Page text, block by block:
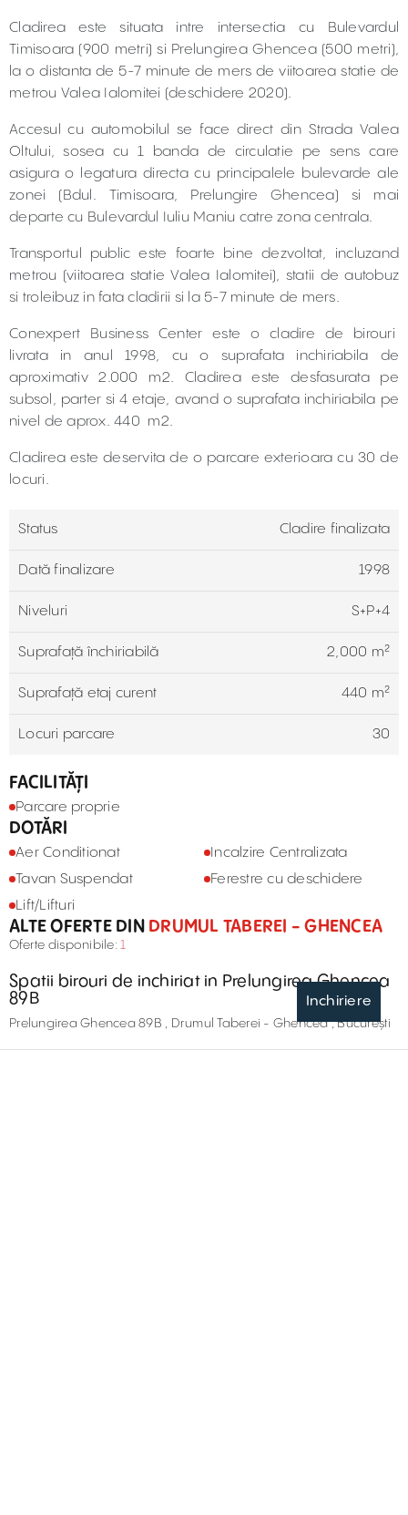
Cladirea este situata intre intersectia cu Bulevardul
Timisoara (900 metri) si Prelungirea Ghencea (500 metri),
la o distanta de 5-7 minute de mers de viitoarea statie de
metrou Valea Ialomitei (deschidere 2020).
Accesul cu automobilul se face direct din Strada Valea
Oltului, sosea cu 1 banda de circulatie pe sens care
asigura o legatura directa cu principalele bulevarde ale
zonei (Bdul. Timisoara, Prelungire Ghencea) si mai
departe cu Bulevardul Iuliu Maniu catre zona centrala.
Transportul public este foarte bine dezvoltat, incluzand
metrou (viitoarea statie Valea Ialomitei), statii de autobuz
si troleibuz in fata cladirii si la 5-7 minute de mers.
Conexpert Business Center este o cladire de birouri
livrata in anul 1998, cu o suprafata inchiriabila de
aproximativ 2.000 m2. Cladirea este desfasurata pe
subsol, parter si 4 etaje, avand o suprafata inchiriabila pe
nivel de aprox. 440 m2.
Cladirea este deservita de o parcare exterioara cu 30 de
locuri.
Status Cladire finalizata
Dată finalizare 1998
Niveluri S+P+4
Suprafață închiriabilă 2,000 m²
Suprafață etaj curent 440 m²
Locuri parcare 30
FACILITĂȚI
Parcare proprie
DOTĂRI
Aer Conditionat
Incalzire Centralizata
Tavan Suspendat
Ferestre cu deschidere
Lift/Lifturi
ALTE OFERTE DINDRUMUL TABEREI - GHENCEA
Oferte disponibile: 1
Inchiriere
Spatii birouri de inchiriat in Prelungirea Ghencea
89B
Prelungirea Ghencea 89B , Drumul Taberei - Ghencea , București